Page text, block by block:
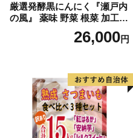
厳選発酵黒にんにく『瀬戸内
の風』 薬味 野菜 根菜 加工食
26,000円